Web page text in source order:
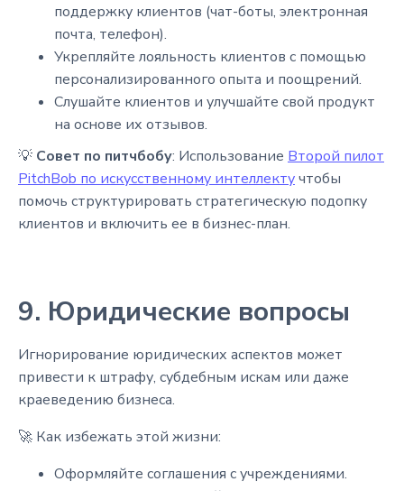
поддержку клиентов (чат-боты, электронная
почта, телефон).
Укрепляйте лояльность клиентов с помощью
персонализированного опыта и поощрений.
Слушайте клиентов и улучшайте свой продукт
на основе их отзывов.
💡 Совет по питчбобу: Использование Второй пилот
PitchBob по искусственному интеллектучтобы
помочь структурировать стратегическую подопку
клиентов и включить ее в бизнес-план.
9. Юридические вопросы
Игнорирование юридических аспектов может
привести к штрафу, субдебным искам или даже
краеведению бизнеса.
🚀 Как избежать этой жизни:
Оформляйте соглашения с учреждениями.